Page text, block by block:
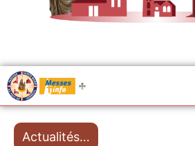
Messes
Actualités…